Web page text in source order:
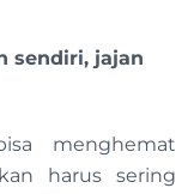
sendiri, jajan
menghemat
harus sering